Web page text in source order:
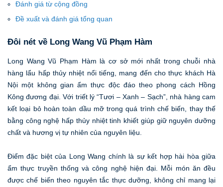
Đánh giá từ cộng đồng
Đề xuất và đánh giá tổng quan
Đôi nét về Long Wang Vũ Phạm Hàm
Long Wang Vũ Phạm Hàm là cơ sở mới nhất trong chuỗi nhà
hàng lẩu hấp thủy nhiệt nổi tiếng, mang đến cho thực khách Hà
Nội một không gian ẩm thực độc đáo theo phong cách Hồng
Kông đương đại. Với triết lý “Tươi – Xanh – Sạch”, nhà hàng cam
kết loại bỏ hoàn toàn dầu mỡ trong quá trình chế biến, thay thế
bằng công nghệ hấp thủy nhiệt tinh khiết giúp giữ nguyên dưỡng
chất và hương vị tự nhiên của nguyên liệu.
Điểm đặc biệt của Long Wang chính là sự kết hợp hài hòa giữa
ẩm thực truyền thống và công nghệ hiện đại. Mỗi món ăn đều
được chế biến theo nguyên tắc thực dưỡng, không chỉ mang lại